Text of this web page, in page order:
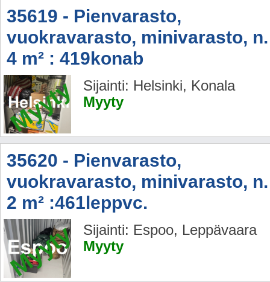
35619 - Pienvarasto,
vuokravarasto, minivarasto, n.
4 m² : 419konab
Myyty
Sijainti: Helsinki, Konala
Myyty
35620 - Pienvarasto,
vuokravarasto, minivarasto, n.
2 m² :461leppvc.
Myyty
Sijainti: Espoo, Leppävaara
Myyty